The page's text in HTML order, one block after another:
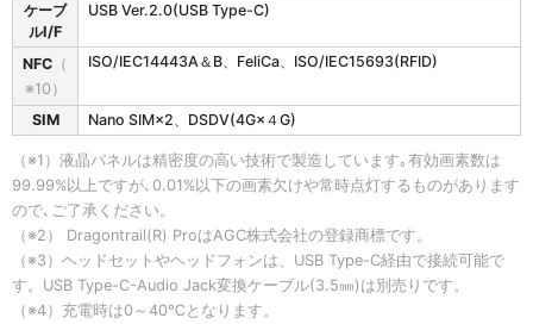
ケーブ
ルI/F
USB Ver.2.0(USB Type-C)
NFC （
※10）
ISO/IEC14443A＆B、FeliCa、ISO/IEC15693(RFID)
SIM Nano SIM×2、DSDV(4G×４G)
（※1）液晶パネルは精密度の高い技術で製造しています｡有効画素数は
99.99%以上ですが､0.01%以下の画素欠けや常時点灯するものがあります
ので､ご了承ください。
（※2） Dragontrail(R) ProはAGC株式会社の登録商標です。
（※3）ヘッドセットやヘッドフォンは、USB Type-C経由で接続可能で
す。USB Type-C-Audio Jack変換ケーブル(3.5㎜)は別売りです。
（※4）充電時は0～40℃となります。